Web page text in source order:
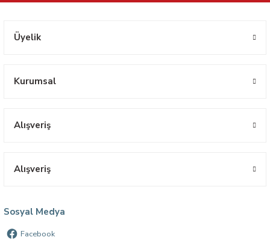
Üyelik
Kurumsal
Alışveriş
Alışveriş
Sosyal Medya
Facebook